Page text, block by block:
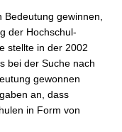
Bedeutung gewinnen,
der Hochschul-
stellte in der 2002
bei der Suche nach
gewonnen
an, dass
in Form von